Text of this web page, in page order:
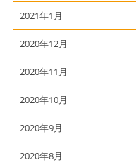
2021年1月
2020年12月
2020年11月
2020年10月
2020年9月
2020年8月